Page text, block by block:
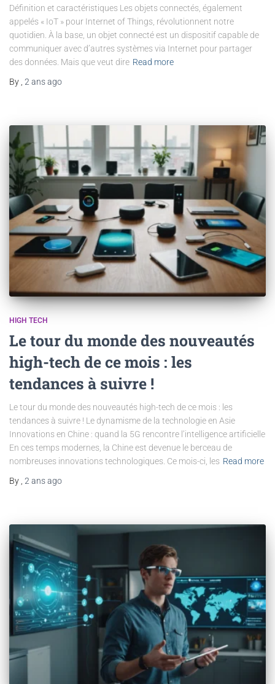
Définition et caractéristiques Les objets connectés, également
appelés « IoT » pour Internet of Things, révolutionnent notre
quotidien. À la base, un objet connecté est un dispositif capable de
communiquer avec d’autres systèmes via Internet pour partager
des données. Mais que veut dire Read more
By 2 ansago
HIGH TECH
Le tour du monde des nouveautés
high-tech de ce mois : les
tendances à suivre !
Le tour du monde des nouveautés high-tech de ce mois : les
tendances à suivre ! Le dynamisme de la technologie en Asie
Innovations en Chine : quand la 5G rencontre l’intelligence artificielle
En ces temps modernes, la Chine est devenue le berceau de
nombreuses innovations technologiques. Ce mois-ci, les Read more
By 2 ansago